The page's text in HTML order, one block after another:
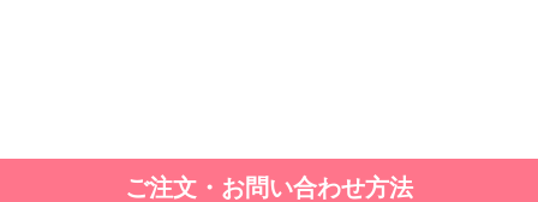
ご注文・お問い合わせ方法